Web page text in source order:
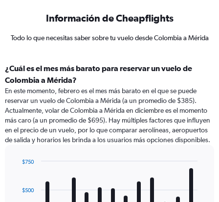
Información de Cheapflights
Todo lo que necesitas saber sobre tu vuelo desde Colombia a Mérida
¿Cuál es el mes más barato para reservar un vuelo de
Colombia a Mérida?
En este momento, febrero es el mes más barato en el que se puede
reservar un vuelo de Colombia a Mérida (a un promedio de $385).
Actualmente, volar de Colombia a Mérida en diciembre es el momento
más caro (a un promedio de $695). Hay múltiples factores que influyen
en el precio de un vuelo, por lo que comparar aerolíneas, aeropuertos
de salida y horarios les brinda a los usuarios más opciones disponibles.
with
12
$500
$750